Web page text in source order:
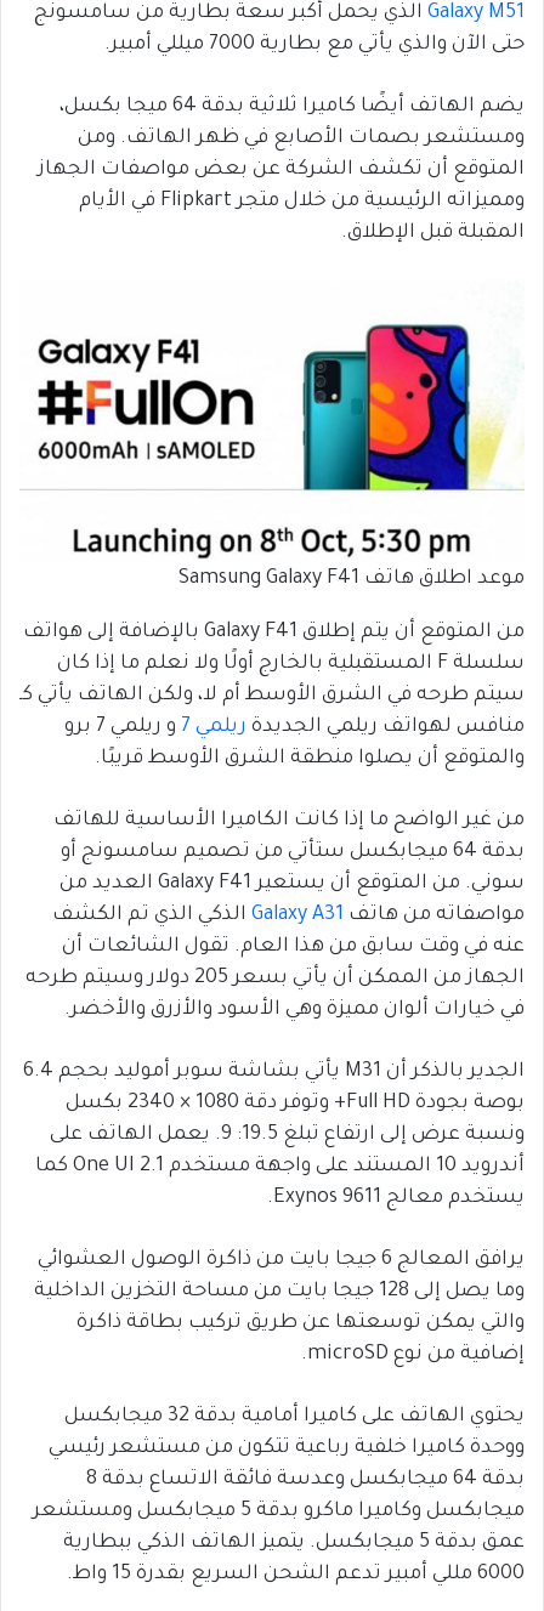
Galaxy M51 الذي يحمل أكبر سعة بطارية من سامسونج
حتى الآن والذي يأتي مع بطارية 7000 ميللي أمبير.
يضم الهاتف أيضًا كاميرا ثلاثية بدقة 64 ميجا بكسل،
ومستشعر بصمات الأصابع في ظهر الهاتف. ومن
المتوقع أن تكشف الشركة عن بعض مواصفات الجهاز
ومميزاته الرئيسية من خلال متجر Flipkart في الأيام
المقبلة قبل الإطلاق.
موعد اطلاق هاتف Samsung Galaxy F41
من المتوقع أن يتم إطلاق Galaxy F41 بالإضافة إلى هواتف
سلسلة F المستقبلية بالخارج أولًا ولا نعلم ما إذا كان
سيتم طرحه في الشرق الأوسط أم لا، ولكن الهاتف يأتي كـ
منافس لهواتف ريلمي الجديدة ريلمي 7
و ريلمي 7 برو
والمتوقع أن يصلوا منطقة الشرق الأوسط قريبًا.
من غير الواضح ما إذا كانت الكاميرا الأساسية للهاتف
بدقة 64 ميجابكسل ستأتي من تصميم سامسونج أو
سوني. من المتوقع أن يستعير Galaxy F41 العديد من
مواصفاته من هاتف Galaxy A31 الذكي الذي تم الكشف
عنه في وقت سابق من هذا العام. تقول الشائعات أن
الجهاز من الممكن أن يأتي بسعر 205 دولار وسيتم طرحه
في خيارات ألوان مميزة وهي الأسود والأزرق والأخضر.
الجدير بالذكر أن M31 يأتي بشاشة سوبر أموليد بحجم 6.4
بوصة بجودة Full HD+ وتوفر دقة 1080 × 2340 بكسل
ونسبة عرض إلى ارتفاع تبلغ 19.5: 9. يعمل الهاتف على
أندرويد 10 المستند على واجهة مستخدم One UI 2.1 كما
يستخدم معالج Exynos 9611.
يرافق المعالج 6 جيجا بايت من ذاكرة الوصول العشوائي
وما يصل إلى 128 جيجا بايت من مساحة التخزين الداخلية
والتي يمكن توسعتها عن طريق تركيب بطاقة ذاكرة
إضافية من نوع microSD.
يحتوي الهاتف على كاميرا أمامية بدقة 32 ميجابكسل
ووحدة كاميرا خلفية رباعية تتكون من مستشعر رئيسي
بدقة 64 ميجابكسل وعدسة فائقة الاتساع بدقة 8
ميجابكسل وكاميرا ماكرو بدقة 5 ميجابكسل ومستشعر
عمق بدقة 5 ميجابكسل. يتميز الهاتف الذكي ببطارية
6000 مللي أمبير تدعم الشحن السريع بقدرة 15 واط.